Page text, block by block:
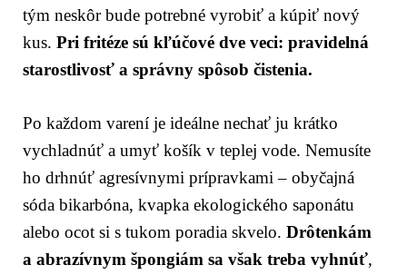
tým neskôr bude potrebné vyrobiť a kúpiť nový
kus. Pri fritéze sú kľúčové dve veci: pravidelná
starostlivosť a správny spôsob čistenia.
Po každom varení je ideálne nechať ju krátko
vychladnúť a umyť košík v teplej vode. Nemusíte
ho drhnúť agresívnymi prípravkami – obyčajná
sóda bikarbóna, kvapka ekologického saponátu
alebo ocot si s tukom poradia skvelo. Drôtenkám
a abrazívnym špongiám sa však treba vyhnúť,